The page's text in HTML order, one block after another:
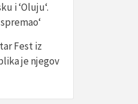
i ‘Oluju‘.
Fest iz
je njegov